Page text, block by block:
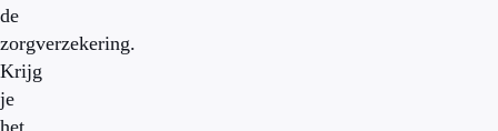
de
zorgverzekering.
Krijg
je
het